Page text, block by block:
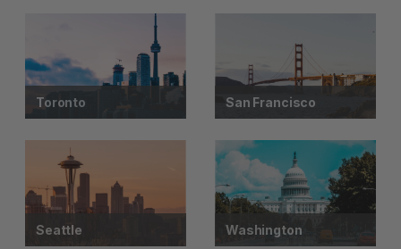
Toronto San Francisco
Seattle Washington